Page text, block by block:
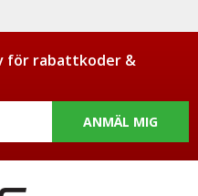
för rabattkoder &
ANMÄL MIG